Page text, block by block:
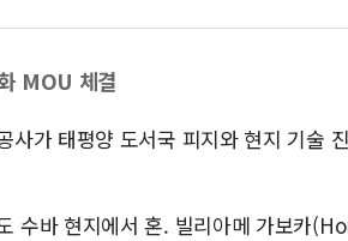
MOU 체결
가 태평양 도서국 피지와 현지 기술
수바 현지에서 혼. 빌리아메 가보카